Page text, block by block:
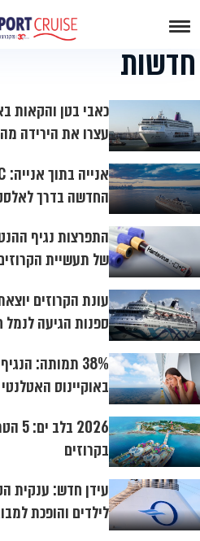
חדשות
כאבי בטן והקאות
עצרו את הירידה
החדשה בדרך
התפרצות נגיף
של תעשיית
עונת הקרוזים
ספנות הגיעה לנמל
38% תמותה:
באוקיינוס האטלנטי
בקרוזים
עידן חדש: ענקית
לילדים והופכת